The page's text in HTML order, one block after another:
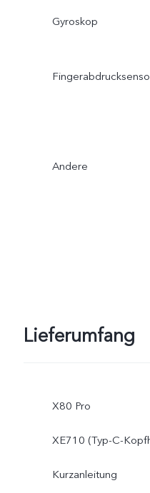
Gyroskop
Andere
Lieferumfang
X80 Pro
XE710 (Typ-C-
Kurzanleitung